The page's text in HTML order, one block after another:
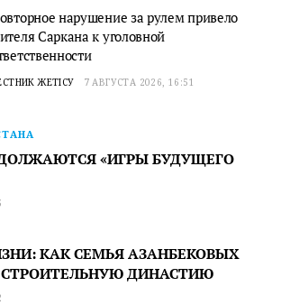
нарушение за рулем привело
Саркана к уголовной
ЖЕТІСУ 7 АВГУСТА 2026, 16:51
«ИГРЫ БУДУЩЕГО
КАК СЕМЬЯ АЗАНБЕКОВЫХ
ДИНАСТИЮ